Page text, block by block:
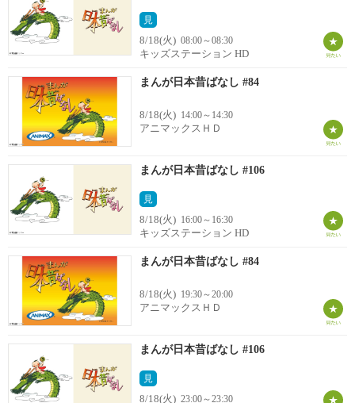
見
8/18(火) 08:00～08:30
キッズステーション HD
まんが日本昔ばなし #84
8/18(火) 14:00～14:30
アニマックスＨＤ
まんが日本昔ばなし #106
見
8/18(火) 16:00～16:30
キッズステーション HD
まんが日本昔ばなし #84
8/18(火) 19:30～20:00
アニマックスＨＤ
まんが日本昔ばなし #106
見
8/18(火) 23:00～23:30